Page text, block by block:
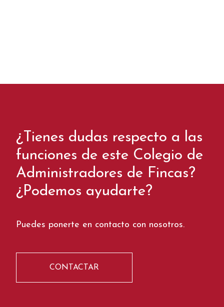
¿Tienes dudas respecto a las
funciones de este Colegio de
Administradores de Fincas?
¿Podemos ayudarte?
Puedes ponerte en contacto con nosotros.
CONTACTAR